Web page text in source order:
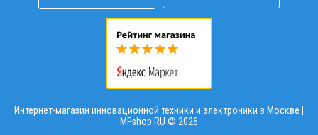
Интернет-магазин инновационной техники и электроники в Москве |
MFshop.RU © 2026